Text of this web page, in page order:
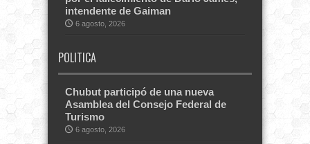
intendente de Gaiman
6 agosto, 2026
POLITICA
Chubut participó de una nueva
Asamblea del Consejo Federal de
Turismo
6 agosto, 2026